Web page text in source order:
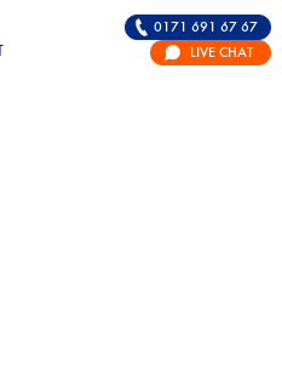
FÜR DIE
0171 691 67 67
LIVE CHAT